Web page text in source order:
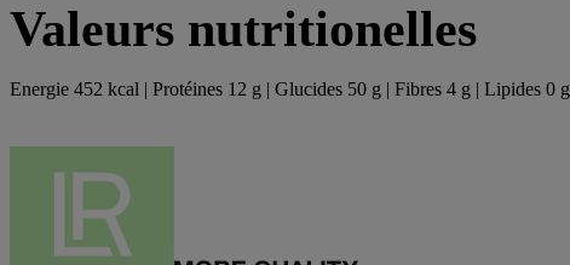
Valeurs nutritionelles
Energie 452 kcal | Protéines 12 g | Glucides 50 g | Fibres 4 g | Lipides 0 g